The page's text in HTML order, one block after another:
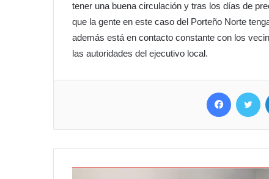
tener una buena circulación y tras los días de
que la gente en este caso del Porteño Norte
además está en contacto constante con los
las autoridades del ejecutivo local.
Facebook